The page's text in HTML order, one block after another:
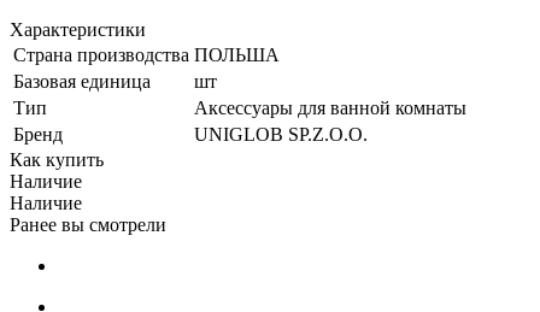
Характеристики
Страна производства ПОЛЬША
Базовая единица
шт
Тип
Аксессуары для ванной комнаты
Бренд
UNIGLOB SP.Z.O.O.
Как купить
Наличие
Наличие
Ранее вы смотрели